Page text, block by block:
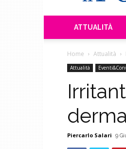
ATTUALITÀ
Home Attualità
Attualità
Piercarlo Salari 9